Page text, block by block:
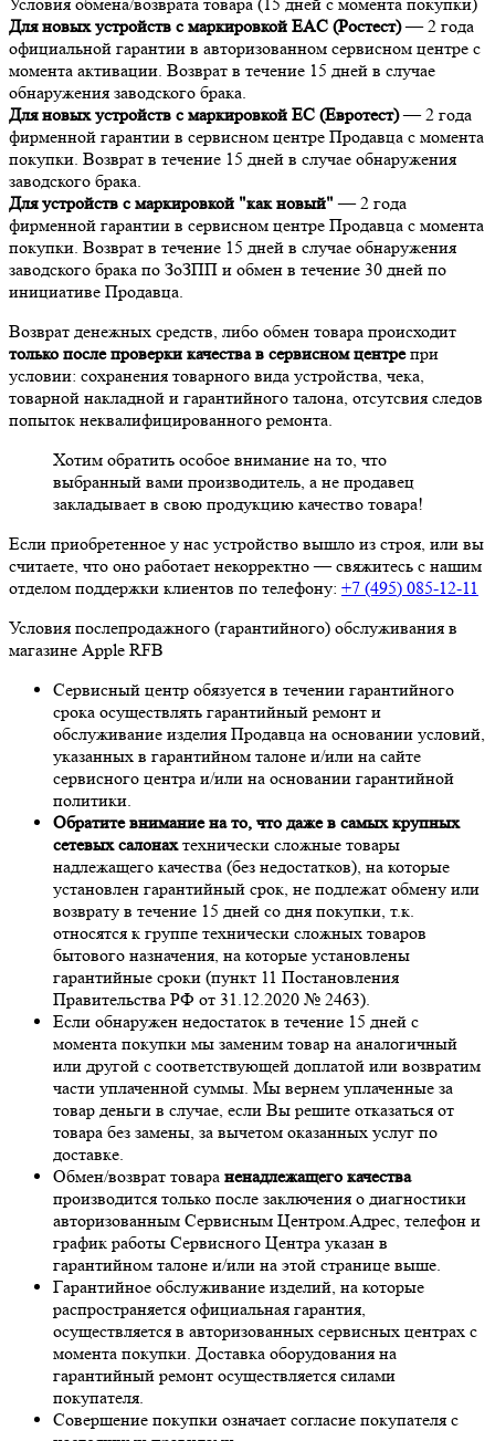
Для новых устройств с маркировкой EAC (Ростест)— 2 года
официальной гарантии в авторизованном сервисном центре с
момента активации. Возврат в течение 15 дней в случае
обнаружения заводского брака.
Для новых устройств с маркировкой EC (Евротест)— 2 года
фирменной гарантии в сервисном центре Продавца с момента
покупки. Возврат в течение 15 дней в случае обнаружения
заводского брака.
Для устройств с маркировкой "как новый" — 2 года
фирменной гарантии в сервисном центре Продавца с момента
покупки. Возврат в течение 15 дней в случае обнаружения
заводского брака по ЗоЗПП и обмен в течение 30 дней по
инициативе Продавца.
Возврат денежных средств, либо обмен товара происходит
только после проверки качества в сервисном центрепри
условии: сохранения товарного вида устройства, чека,
товарной накладной и гарантийного талона, отсутсвия следов
попыток неквалифицированного ремонта.
Хотим обратить особое внимание на то, что
выбранный вами производитель, а не продавец
закладывает в свою продукцию качество товара!
Если приобретенное у нас устройство вышло из строя, или вы
считаете, что оно работает некорректно — свяжитесь с нашим
отделом поддержки клиентов по телефону: +7 (495) 085-12-11
Условия послепродажного (гарантийного) обслуживания в
магазине Apple RFB
Сервисный центр обязуется в течении гарантийного
срока осуществлять гарантийный ремонт и
обслуживание изделия Продавца на основании условий,
указанных в гарантийном талоне и/или на сайте
сервисного центра и/или на основании гарантийной
политики.
Обратите внимание на то, что даже в самых крупных
сетевых салонахтехнически сложные товары
надлежащего качества (без недостатков), на которые
установлен гарантийный срок, не подлежат обмену или
возврату в течение 15 дней со дня покупки, т.к.
относятся к группе технически сложных товаров
бытового назначения, на которые установлены
гарантийные сроки (пункт 11 Постановления
Правительства РФ от 31.12.2020 № 2463).
Если обнаружен недостаток в течение 15 дней с
момента покупки мы заменим товар на аналогичный
или другой с соответствующей доплатой или возвратим
части уплаченной суммы. Мы вернем уплаченные за
товар деньги в случае, если Вы решите отказаться от
товара без замены, за вычетом оказанных услуг по
доставке.
Обмен/возврат товара ненадлежащего качества
производится только после заключения о диагностики
авторизованным Сервисным Центром.Адрес, телефон и
график работы Сервисного Центра указан в
гарантийном талоне и/или на этой странице выше.
Гарантийное обслуживание изделий, на которые
распространяется официальная гарантия,
осуществляется в авторизованных сервисных центрах с
момента покупки. Доставка оборудования на
гарантийный ремонт осуществляется силами
покупателя.
Совершение покупки означает согласие покупателя с